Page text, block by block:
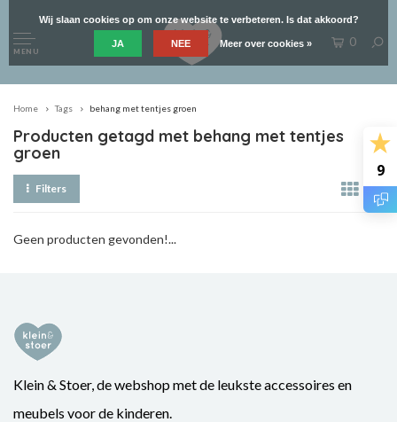
9
MENU
0
Home Tags behang met tentjes groen
Producten getagd met behang met tentjes
groen
Filters
Geen producten gevonden!...
Klein & Stoer, de webshop met de leukste accessoires en
meubels voor de kinderen.
Wij slaan cookies op om onze website te verbeteren. Is dat akkoord?
JA NEE Meer over cookies »